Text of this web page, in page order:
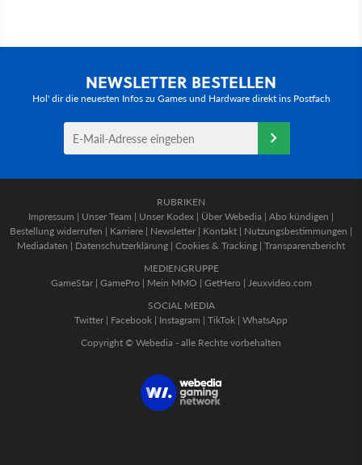
NEWSLETTER BESTELLEN
Hol' dir die neuesten Infos zu Games und Hardware direkt ins Postfach
RUBRIKEN
Impressum | Unser Team | Unser Kodex | Über Webedia | Abo kündigen |
Bestellung widerrufen | Karriere | Newsletter | Kontakt | Nutzungsbestimmungen |
Mediadaten | Datenschutzerklärung | Cookies & Tracking | Transparenzbericht
MEDIENGRUPPE
GameStar| GamePro | Mein MMO | GetHero | Jeuxvideo.com
SOCIAL MEDIA
Twitter | Facebook | Instagram | TikTok | WhatsApp
Copyright © Webedia - alle Rechte vorbehalten